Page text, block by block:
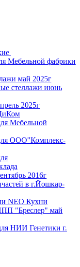
Мебельной фабрики
май 2025г
стеллажи июнь
2025г
Мебельной
ООО"Комплекс-
2016г
в г.Йошкар-
NEO Кухни
"Бреслер" май
НИИ Генетики г.